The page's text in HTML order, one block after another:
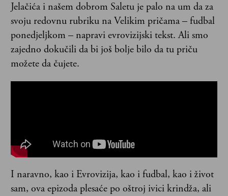
Jelačića i našem dobrom Saletu je palo na um da za
svoju redovnu rubriku na Velikim pričama – fudbal
ponedjeljkom – napravi evrovizijski tekst. Ali smo
zajedno dokučili da bi još bolje bilo da tu priču
možete da čujete.
I naravno, kao i Evrovizija, kao i fudbal, kao i život
sam, ova epizoda plesaće po oštroj ivici krindža, ali